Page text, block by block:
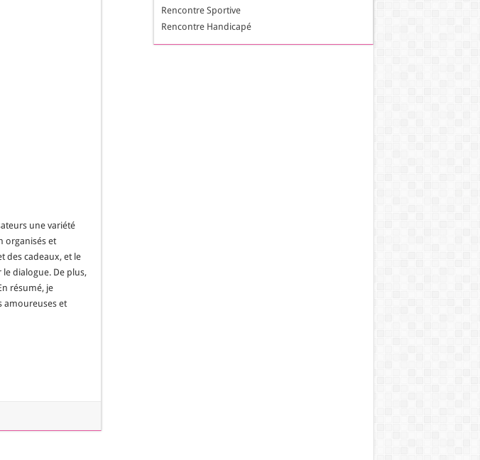
une variété
organisés et
des cadeaux, et le
dialogue. De plus,
résumé, je
amoureuses et
Rencontre Sportive
Rencontre Handicapé